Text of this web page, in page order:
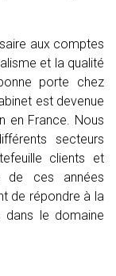
aux comptes
et la qualité
porte chez
est devenue
en France. Nous
secteurs
clients et
de ces années
de répondre à la
dans le domaine